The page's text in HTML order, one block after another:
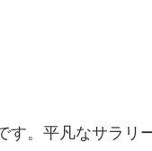
す。平凡なサラリ